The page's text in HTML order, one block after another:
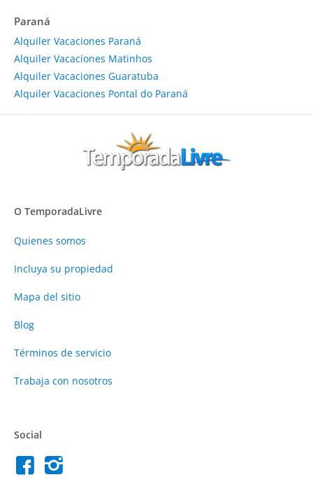
Paraná
Alquiler Vacaciones Paraná
Alquiler Vacaciones Matinhos
Alquiler Vacaciones Guaratuba
Alquiler Vacaciones Pontal do Paraná
O TemporadaLivre
Quienes somos
Incluya su propiedad
Mapa del sitio
Blog
Términos de servicio
Trabaja con nosotros
Social